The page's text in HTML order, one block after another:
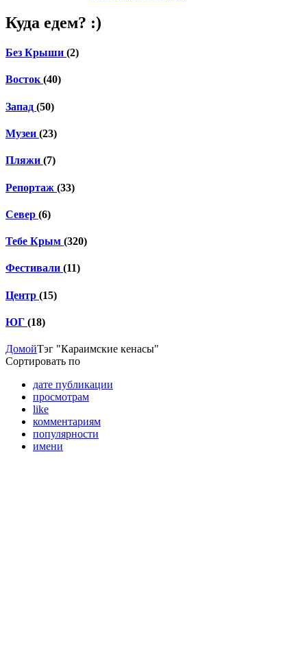
Куда едем? :)
Без Крыши (2)
Восток(40)
Запад (50)
Музеи (23)
Пляжи (7)
Репортаж (33)
Север (6)
Тебе Крым (320)
Фестивали (11)
Центр (15)
ЮГ (18)
ДомойТэг "Караимские кенасы"
Сортировать по
дате публикации
просмотрам
like
комментариям
популярности
имени